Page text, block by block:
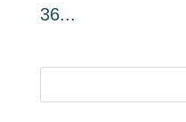
36...